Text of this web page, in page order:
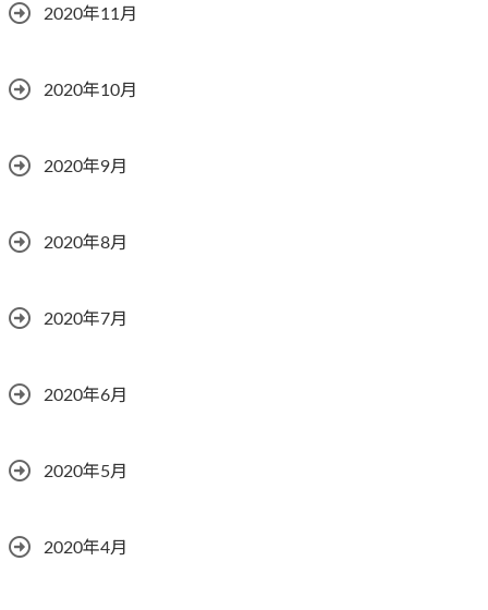
2020年11月
2020年10月
2020年9月
2020年8月
2020年7月
2020年6月
2020年5月
2020年4月